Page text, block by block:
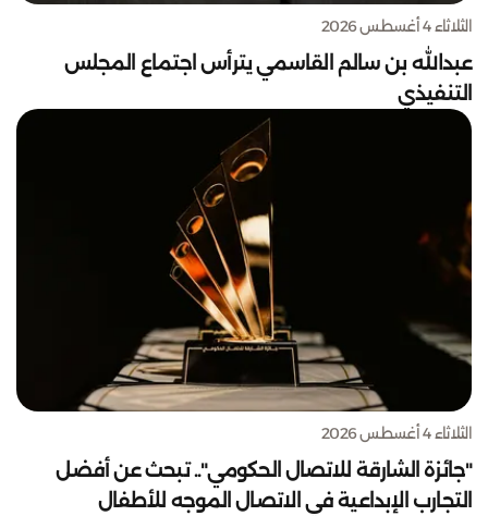
الثلاثاء 4 أغسطس 2026
عبدالله بن سالم القاسمي يترأس اجتماع المجلس
التنفيذي
الثلاثاء 4 أغسطس 2026
"جائزة الشارقة للاتصال الحكومي".. تبحث عن أفضل
التجارب الإبداعية في الاتصال الموجه للأطفال